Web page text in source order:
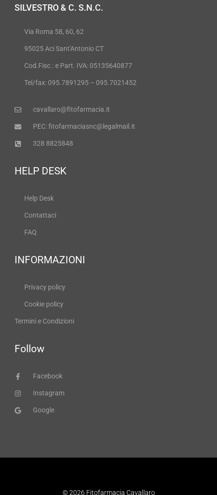
SILVESTRO & C. S.N.C.
Via Roma 58, 60, 62
95025 Aci Sant'Antonio CT
Cod.Fisc.: e Part. IVA: 05135640877
Tel/fax: 095.7891295 – 095.7021452
cavallaro@fitofarmacia.it
PEC: fitofarmaciasnc@legalmail.it
328 8825848
HELP DESK
Help Desk
Contattaci
FAQ
INFORMAZIONI
Privacy policy
Cookie policy
Termini e Condizioni
Follow
Facebook
Instagram
Google
© 2026 Fitofarmacia Cavallaro